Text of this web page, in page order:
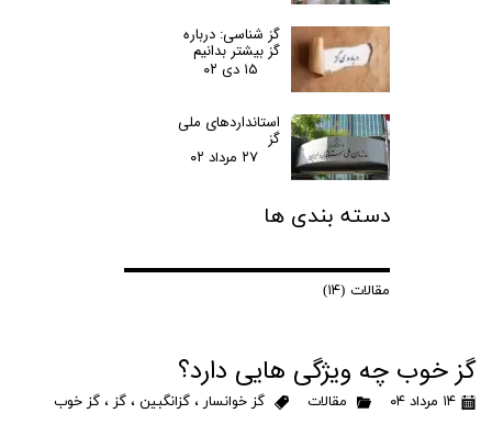
گز خوب چه ویژگی هایی دارد؟
۱۴ مرداد ۰۴ مقالات گز خوانسار ، گزانگبین ، گز ، گز خوب
گز شناسی: درباره
گز بیشتر بدانیم
۱۵ دی ۰۲
استانداردهای ملی
گز
۲۷ مرداد ۰۲
دسته بندی ها
مقالات (۱۴)